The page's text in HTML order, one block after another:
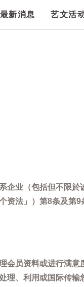
最新消息 艺文活
业（包括但不限
法」）第8条及第9
员资料或进行满
、利用或国际传